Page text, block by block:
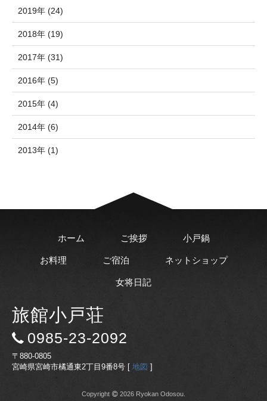
2019年 (24)
2018年 (19)
2017年 (31)
2016年 (5)
2015年 (4)
2014年 (6)
2013年 (1)
ホーム ご挨拶 小戸鍋
お料理 ご宿泊 ネットショップ
女将日記
旅館小戸荘
0985-23-2092
〒880-0805
宮崎県宮崎市橘通東2丁目9番8号 [ 地図 ]
Copyright 2026 Ryokan Odosou.